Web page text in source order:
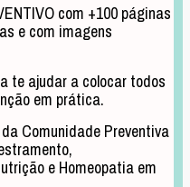
com +100 páginas
e com imagens
te ajudar a colocar todos
em prática.
Comunidade Preventiva
e Homeopatia em